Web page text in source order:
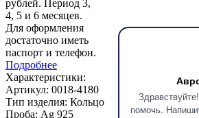
помочь.
рублей. Период 3,
4, 5 и 6 месяцев.
Для оформления
достаточно иметь
паспорт и телефон.
Подробнее
Характеристики:
Артикул: 0018-4180
Тип изделия: Кольцо
Проба: Ag 925